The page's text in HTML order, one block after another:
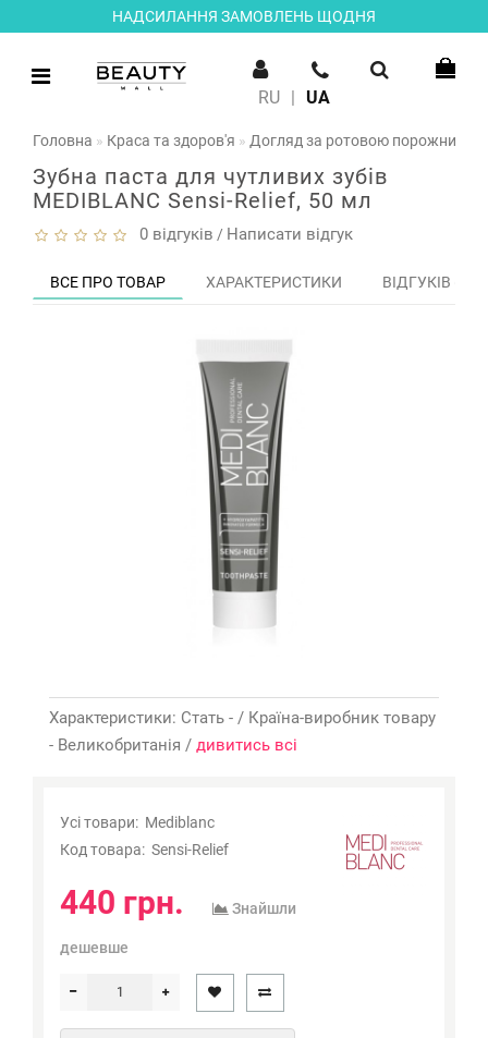
НАДСИЛАННЯ ЗАМОВЛЕНЬ ЩОДНЯ
RU | UA
Головна Краса та здоров'я Догляд за ротовою порожниною
Зубна паста для чутливих зубів
MEDIBLANC Sensi-Relief, 50 мл
0 відгуків / Написати відгук
ВСЕ ПРО ТОВАР ХАРАКТЕРИСТИКИ ВІДГУКІВ (0)
Характеристики: Стать - / Країна-виробник товару
- Великобританія / дивитись всі
Усі товари: Mediblanc
Код товара: Sensi-Relief
440 грн. Знайшли
дешевше